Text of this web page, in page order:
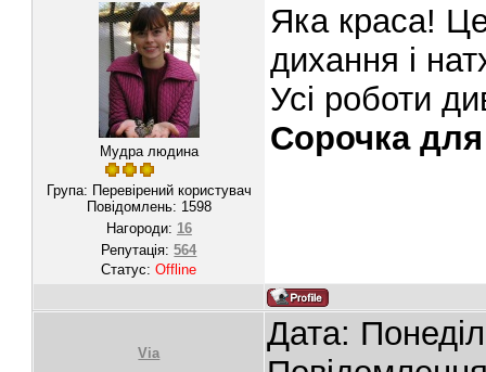
Мудра людина
Група: Перевірений користувач
Повідомлень: 1598
Нагороди: 16
Репутація:564
Статус:Offline
Яка краса!
дихання і
Усі роботи
Сорочка для
Via
Дата: